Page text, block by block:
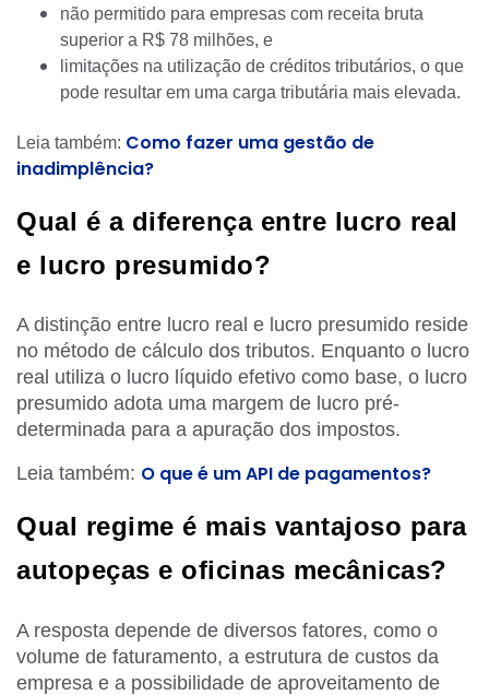
não permitido para empresas com receita bruta
superior a R$ 78 milhões, e
limitações na utilização de créditos tributários, o que
pode resultar em uma carga tributária mais elevada.
Leia também: Como fazer uma gestão de
inadimplência?
Qual é a diferença entre lucro real
e lucro presumido?
A distinção entre lucro real e lucro presumido reside
no método de cálculo dos tributos. Enquanto o lucro
real utiliza o lucro líquido efetivo como base, o lucro
presumido adota uma margem de lucro pré-
determinada para a apuração dos impostos.
Leia também: O que é um API de pagamentos?
Qual regime é mais vantajoso para
autopeças e oficinas mecânicas?
A resposta depende de diversos fatores, como o
volume de faturamento, a estrutura de custos da
empresa e a possibilidade de aproveitamento de